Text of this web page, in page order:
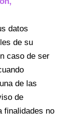
datos
de su
caso de ser
de las
de
finalidades no